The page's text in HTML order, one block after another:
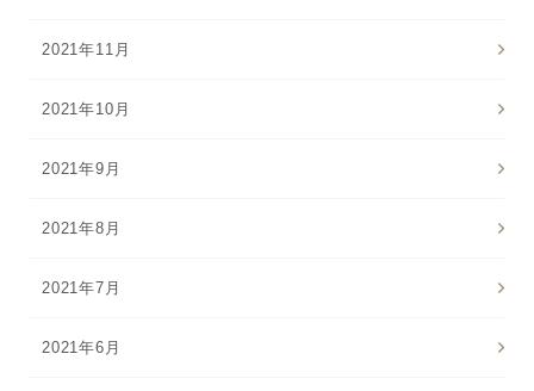
2021年11月
2021年10月
2021年9月
2021年8月
2021年7月
2021年6月